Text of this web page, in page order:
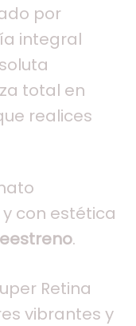
por
integral
total en
realices
con estética
.
Retina
vibrantes y